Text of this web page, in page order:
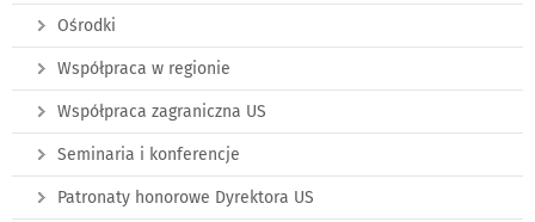
Ośrodki
Współpraca w regionie
Współpraca zagraniczna US
Seminaria i konferencje
Patronaty honorowe Dyrektora US